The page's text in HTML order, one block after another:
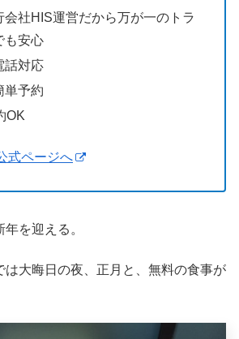
会社HIS運営だから万が一のトラ
も安心
話対応
単予約
OK
式ページへ
を迎える。
は大晦日の夜、正月と、無料の食事が